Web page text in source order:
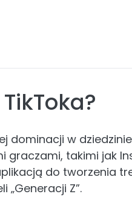
dominacji w
graczami, takimi jak
do tworzenia
„Generacji Z”.